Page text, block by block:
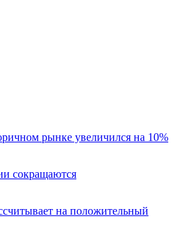
рынке увеличился на 10%
сокращаются
на положительный